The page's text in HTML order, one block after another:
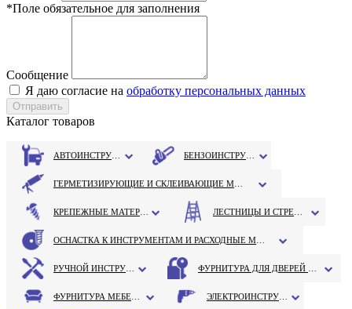
*Поле обязательное для заполнения
Сообщение
Я даю согласие на обработку персональных данных
Каталог товаров